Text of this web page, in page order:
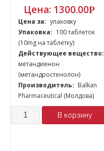
Цена: 1300.00Р
Цена за: упаковку
Упаковка: 100 таблеток
(10mg на таблетку)
Действующее вещество:
метандиенон
(метандростенолон)
Производитель: Balkan
Pharmaceutical (Молдова)
Количество В корзину